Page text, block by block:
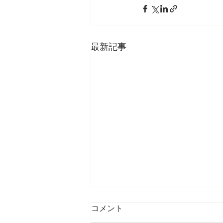
最新記事
Journal TROPICS (Last
Update: 2026-08-05)
コメント